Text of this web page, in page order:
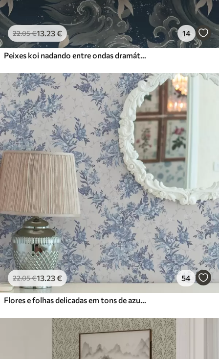
22.05€13.23€ 14
Peixes koi nadando entre ondas dramáticas do oceano
22.05€13.23€ 54
Flores e folhas delicadas em tons de azul e azul sobre um fundo claro